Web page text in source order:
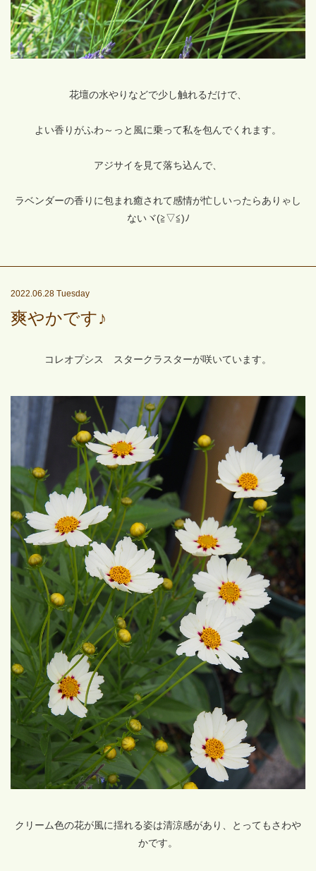
花壇の水やりなどで少し触れるだけで、
よい香りがふわ～っと風に乗って私を包んでくれます。
アジサイを見て落ち込んで、
ラベンダーの香りに包まれ癒されて感情が忙しいったらありゃし
ないヾ(≧▽≦)ﾉ
2022.06.28 Tuesday
爽やかです♪
コレオプシス スタークラスターが咲いています。
クリーム色の花が風に揺れる姿は清涼感があり、とってもさわや
かです。